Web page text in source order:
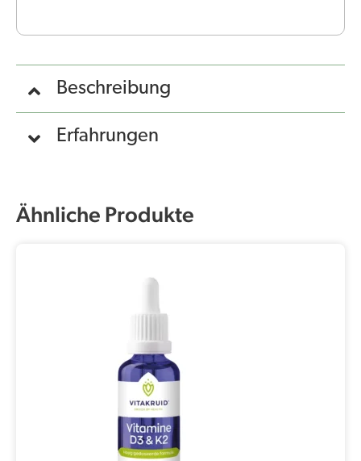
Beschreibung
Erfahrungen
Ähnliche Produkte